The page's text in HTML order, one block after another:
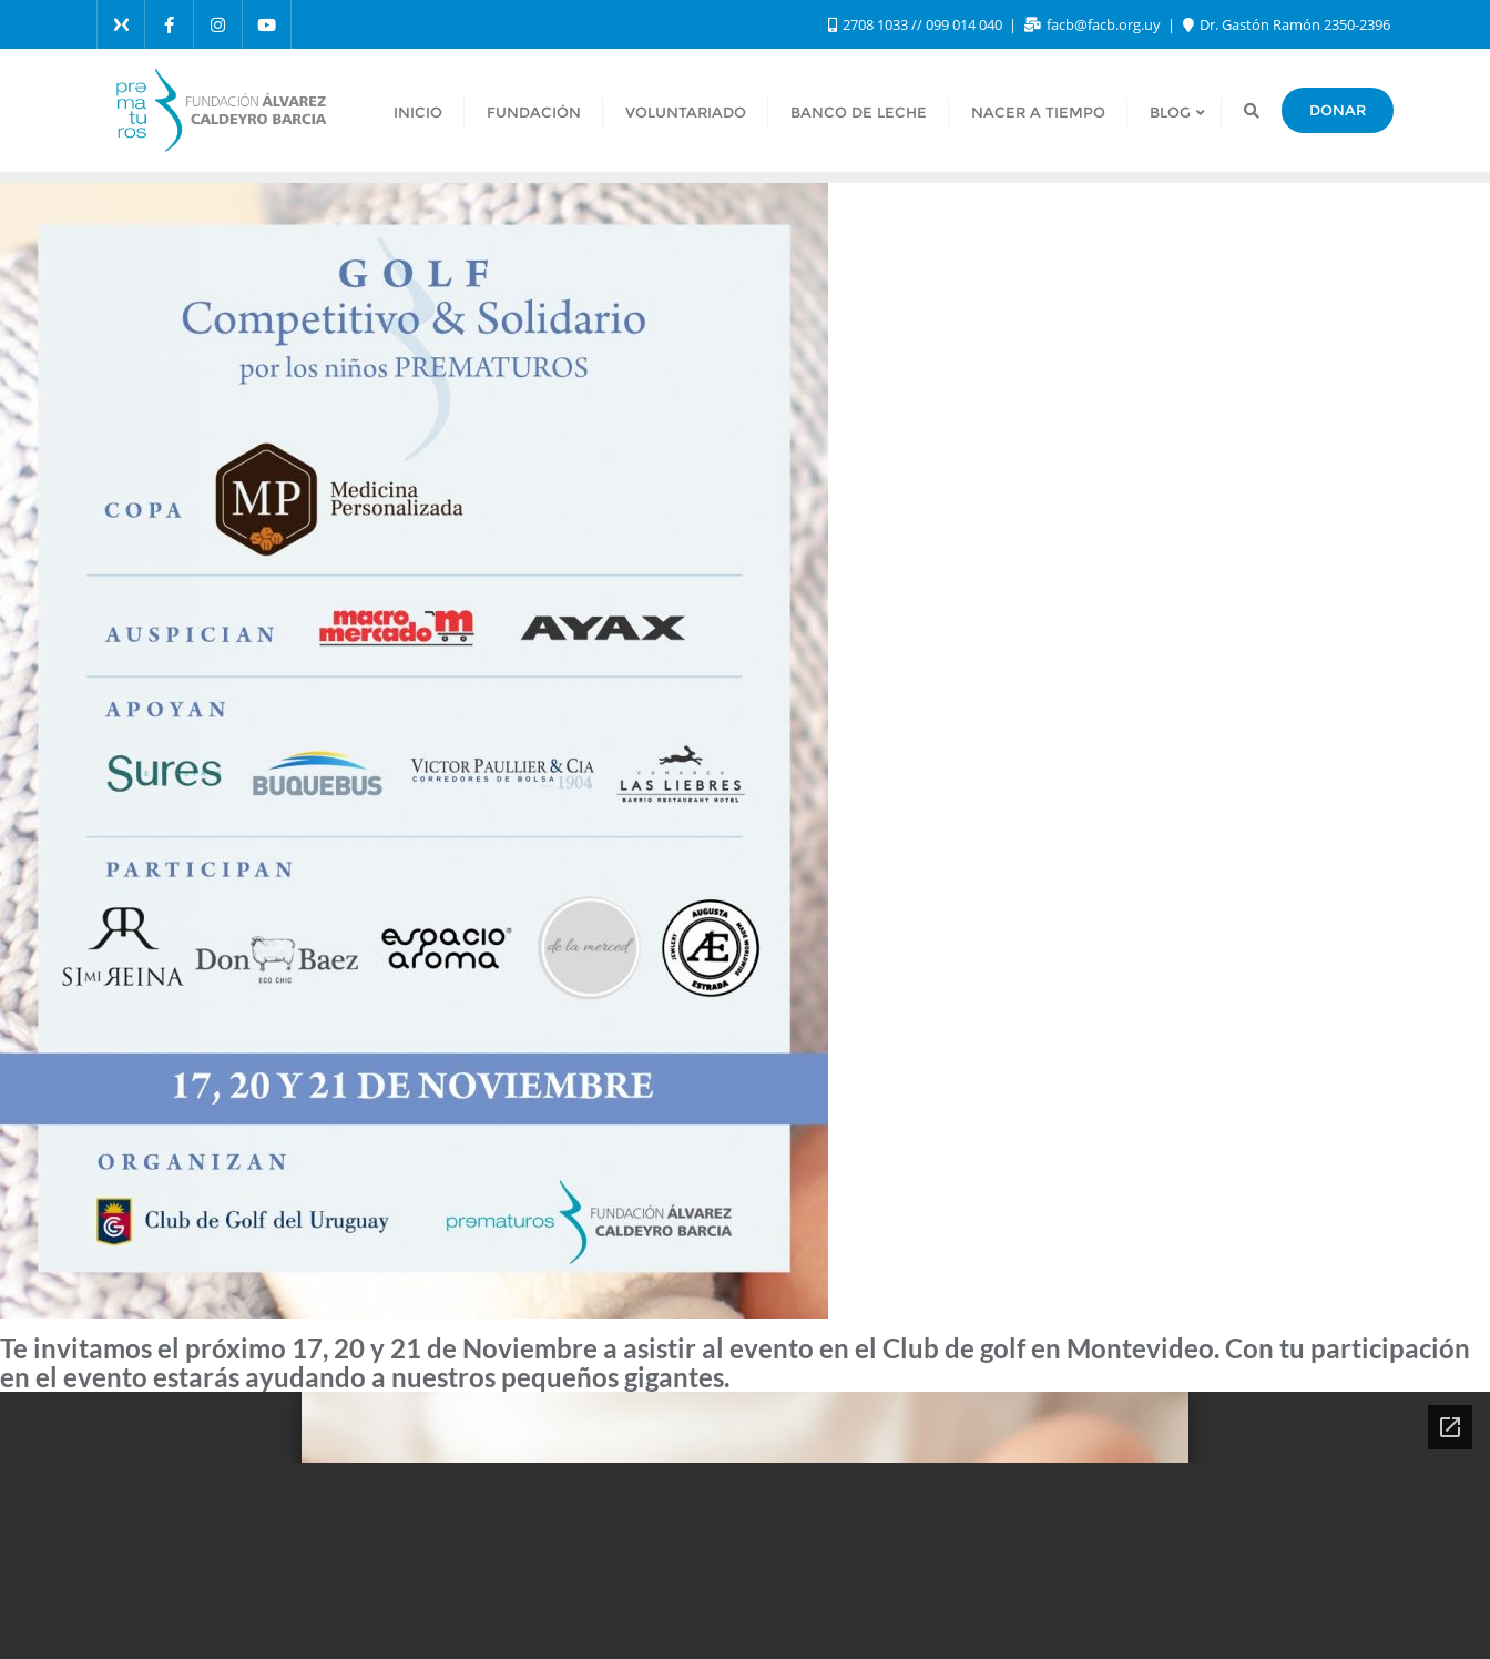
2708 1033 // 099 014 040 facb@facb.org.uy Dr. Gastón Ramón 2350-2396
INICIO FUNDACIÓN VOLUNTARIADO BANCO DE LECHE NACER A TIEMPO BLOG DONAR
Te invitamos el próximo 17, 20 y 21 de Noviembre a asistir al evento en el Club de golf en Montevideo. Con tu participación
en el evento estarás ayudando a nuestros pequeños gigantes.